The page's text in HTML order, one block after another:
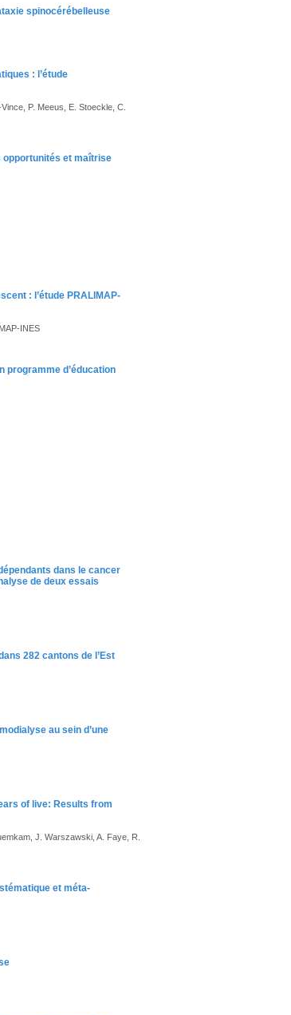
spinocérébelleuse
: l’étude
P. Meeus, E. Stoeckle, C.
opportunités et maîtrise
: l’étude PRALIMAP-
INES
programme d’éducation
dans le cancer
de deux essais
282 cantons de l’Est
au sein d’une
of live: Results from
J. Warszawski, A. Faye, R.
et méta-